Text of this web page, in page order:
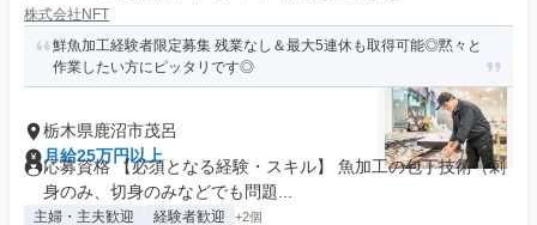
株式会社NFT
鮮魚加工経験者限定募集 残業なし＆最大5連休も取得可能◎黙々と
作業したい方にピッタリです◎
栃木県鹿沼市茂呂
月給25万円以上
応募資格 【必須となる経験・スキル】 魚加工の包丁技術（刺
身のみ、切身のみなどでも問題...
主婦・主夫歓迎 経験者歓迎 +2個